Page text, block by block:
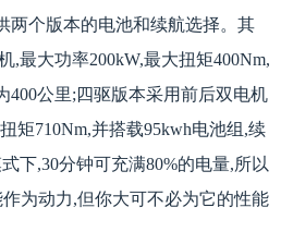
两个版本的电池和续航选择。其
,最大功率200kW,最大扭矩400Nm,
400公里;四驱版本采用前后双电机
矩710Nm,并搭载95kwh电池组,续
下,30分钟可充满80%的电量,所以
为动力,但你大可不必为它的性能